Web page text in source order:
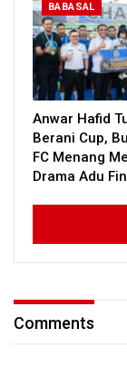
BABASAL
Anwar Hafid
Berani Cup,
FC Menang
Drama Adu
Comments